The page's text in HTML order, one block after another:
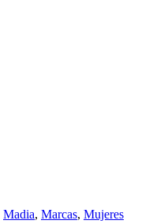
Madia, Marcas, Mujeres